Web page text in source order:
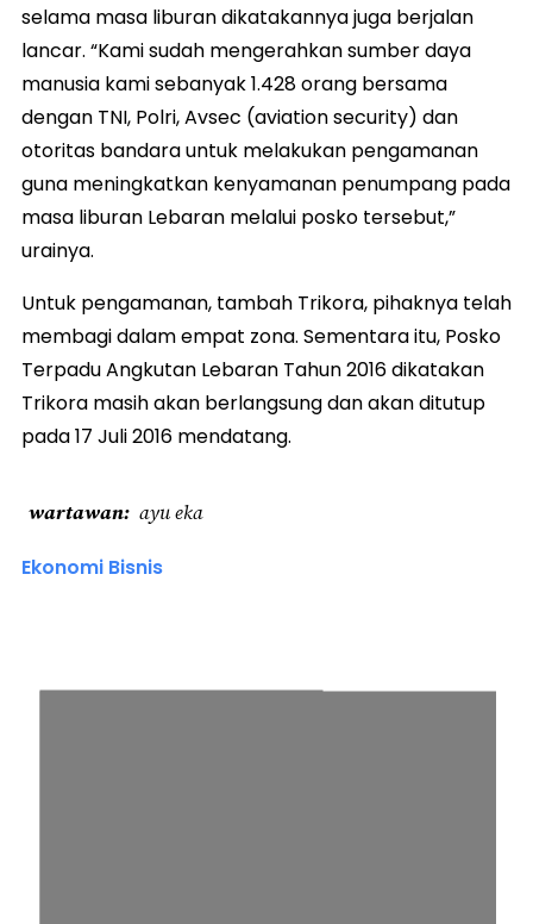
selama masa liburan dikatakannya juga berjalan
lancar. “Kami sudah mengerahkan sumber daya
manusia kami sebanyak 1.428 orang bersama
dengan TNI, Polri, Avsec (aviation security) dan
otoritas bandara untuk melakukan pengamanan
guna meningkatkan kenyamanan penumpang pada
masa liburan Lebaran melalui posko tersebut,”
urainya.
Untuk pengamanan, tambah Trikora, pihaknya telah
membagi dalam empat zona. Sementara itu, Posko
Terpadu Angkutan Lebaran Tahun 2016 dikatakan
Trikora masih akan berlangsung dan akan ditutup
pada 17 Juli 2016 mendatang.
wartawan ayu eka
Ekonomi Bisnis